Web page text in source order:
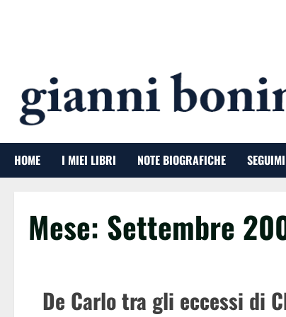
HOME I MIEI LIBRI NOTE BIOGRAFICHE
Mese: Settembre
De Carlo tra gli eccessi di